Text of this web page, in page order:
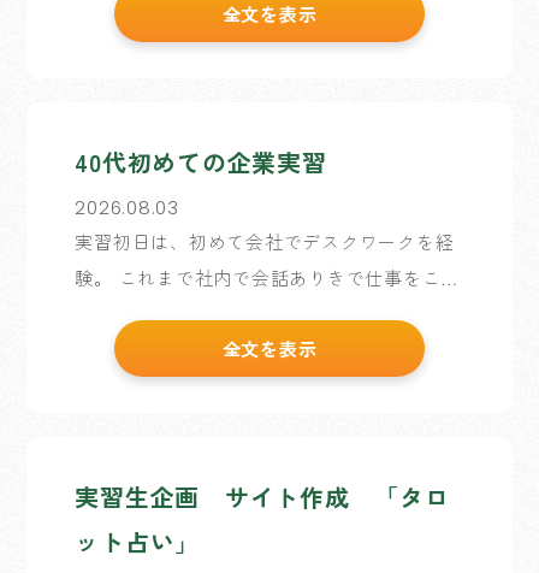
でオフィスワークは未経験のため、手探りの
初日でしがなんとか少しずつ容量をつかんで
全文を表示
40代初めての企業実習
2026.08.03
実習初日は、初めて会社でデスクワークを経
験。 これまで社内で会話ありきで仕事をこな
ラインで初めて経験をしました。 社長をはじ
め、指導者の方も穏やかで緊張も和らぎまし
全文を表示
実習生企画 サイト作成 「タロ
ット占い」